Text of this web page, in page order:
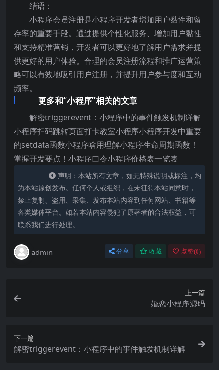
结语：
小程序会员注册是小程序开发者增加用户黏性和留
存率的重要手段。通过提供个性化服务、增加用户黏性
和支持精准营销，开发者可以更好地了解用户需求并提
供更好的用户体验。合理的会员注册流程和推广运营策
略可以有效地吸引用户注册，并提升用户参与度和互动
频率。
更多和“小程序”相关的文章
解密triggerevent：小程序中的事件触发机制详解
小程序扫码跳转页面打卡教室小程序小程序开发中重要
的setdata函数小程序啥用理解小程序生命周期函数！
掌握开发要点！小程序口令小程序价格表一览表
声明：本站所有文章，如无特殊说明或标注，均
为本站原创发布。任何个人或组织，在未征得本站同意时，
禁止复制、盗用、采集、发布本站内容到任何网站、书籍等
各类媒体平台。如若本站内容侵犯了原著者的合法权益，可
联系我们进行处理。
admin 分享 收藏 点赞(0)
上一篇
婚恋小程序源码
下一篇
解密triggerevent：小程序中的事件触发机制详解